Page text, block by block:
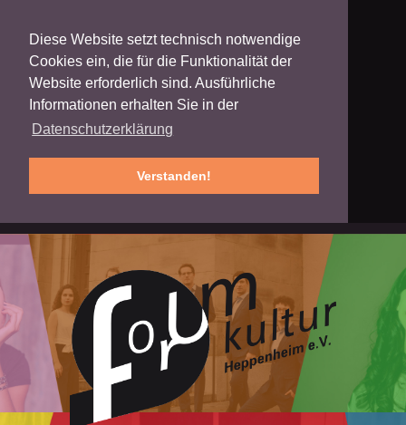
Diese Website setzt technisch notwendige
Cookies ein, die für die Funktionalität der
Website erforderlich sind. Ausführliche
Informationen erhalten Sie in der
Datenschutzerklärung
Verstanden!